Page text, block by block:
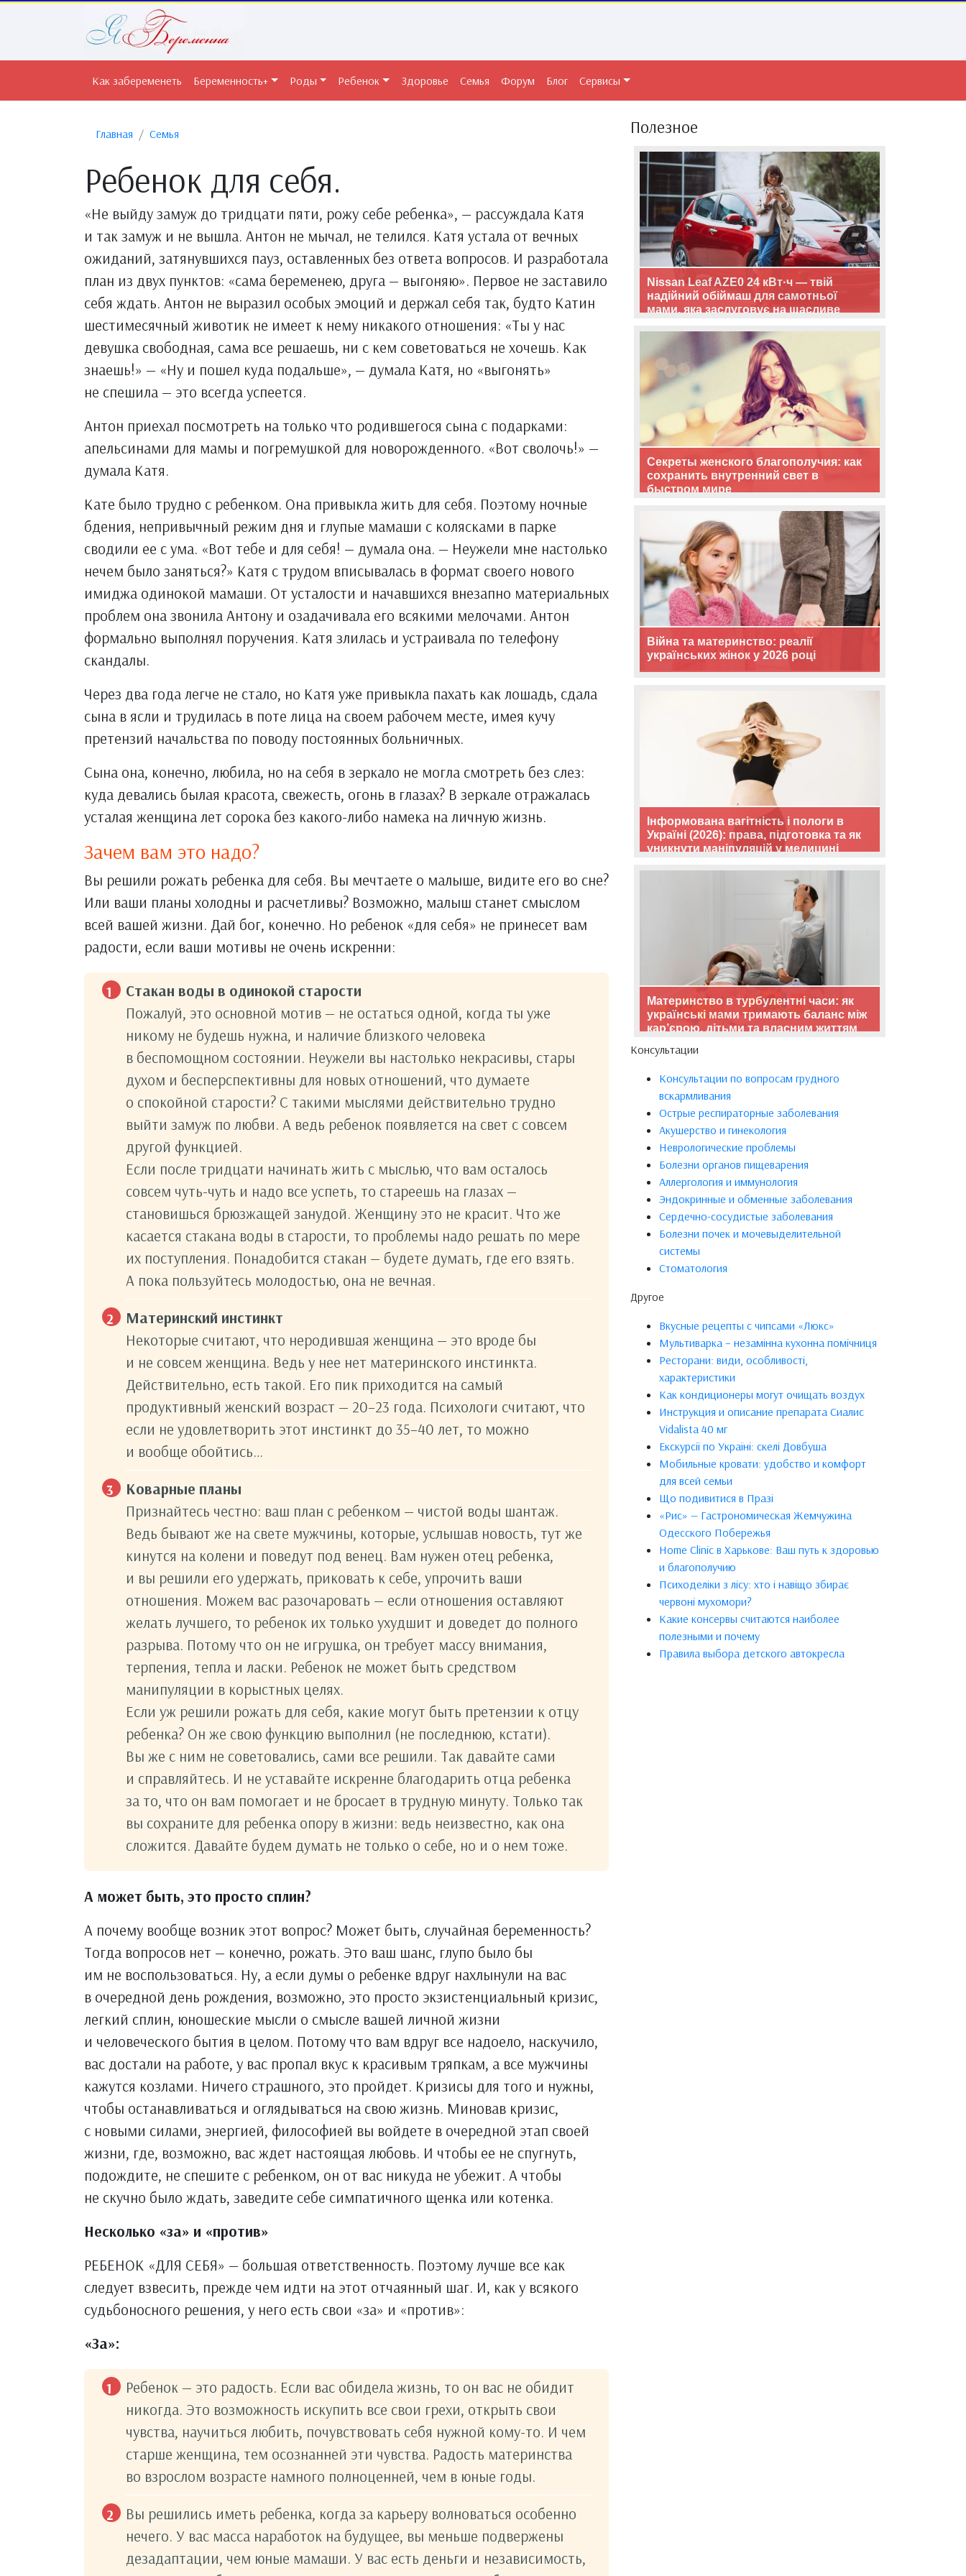
Как забеременеть Беременность+ Роды Ребенок Здоровье Семья Форум Блог Сервисы
Главная Семья
Ребенок для себя.
«Не выйду замуж до тридцати пяти, рожу себе ребенка», — рассуждала Катя
и так замуж и не вышла. Антон не мычал, не телился. Катя устала от вечных
ожиданий, затянувшихся пауз, оставленных без ответа вопросов. И разработала
план из двух пунктов: «сама беременею, друга — выгоняю». Первое не заставило
себя ждать. Антон не выразил особых эмоций и держал себя так, будто Катин
шестимесячный животик не имеет к нему никакого отношения: «Ты у нас
девушка свободная, сама все решаешь, ни с кем советоваться не хочешь. Как
знаешь!» — «Ну и пошел куда подальше», — думала Катя, но «выгонять»
не спешила — это всегда успеется.
Антон приехал посмотреть на только что родившегося сына с подарками:
апельсинами для мамы и погремушкой для новорожденного. «Вот сволочь!» —
думала Катя.
Кате было трудно с ребенком. Она привыкла жить для себя. Поэтому ночные
бдения, непривычный режим дня и глупые мамаши с колясками в парке
сводили ее с ума. «Вот тебе и для себя! — думала она. — Неужели мне настолько
нечем было заняться?» Катя с трудом вписывалась в формат своего нового
имиджа одинокой мамаши. От усталости и начавшихся внезапно материальных
проблем она звонила Антону и озадачивала его всякими мелочами. Антон
формально выполнял поручения. Катя злилась и устраивала по телефону
скандалы.
Через два года легче не стало, но Катя уже привыкла пахать как лошадь, сдала
сына в ясли и трудилась в поте лица на своем рабочем месте, имея кучу
претензий начальства по поводу постоянных больничных.
Сына она, конечно, любила, но на себя в зеркало не могла смотреть без слез:
куда девались былая красота, свежесть, огонь в глазах? В зеркале отражалась
усталая женщина лет сорока без какого-либо намека на личную жизнь.
Зачем вам это надо?
Вы решили рожать ребенка для себя. Вы мечтаете о малыше, видите его во сне?
Или ваши планы холодны и расчетливы? Возможно, малыш станет смыслом
всей вашей жизни. Дай бог, конечно. Но ребенок «для себя» не принесет вам
радости, если ваши мотивы не очень искренни:
Стакан воды в одинокой старости
Пожалуй, это основной мотив — не остаться одной, когда ты уже
никому не будешь нужна, и наличие близкого человека
в беспомощном состоянии. Неужели вы настолько некрасивы, стары
духом и бесперспективны для новых отношений, что думаете
о спокойной старости? С такими мыслями действительно трудно
выйти замуж по любви. А ведь ребенок появляется на свет с совсем
другой функцией.
Если после тридцати начинать жить с мыслью, что вам осталось
совсем чуть-чуть и надо все успеть, то стареешь на глазах —
становишься брюзжащей занудой. Женщину это не красит. Что же
касается стакана воды в старости, то проблемы надо решать по мере
их поступления. Понадобится стакан — будете думать, где его взять.
А пока пользуйтесь молодостью, она не вечная.
Материнский инстинкт
Некоторые считают, что неродившая женщина — это вроде бы
и не совсем женщина. Ведь у нее нет материнского инстинкта.
Действительно, есть такой. Его пик приходится на самый
продуктивный женский возраст — 20–23 года. Психологи считают, что
если не удовлетворить этот инстинкт до 35–40 лет, то можно
и вообще обойтись…
Коварные планы
Признайтесь честно: ваш план с ребенком — чистой воды шантаж.
Ведь бывают же на свете мужчины, которые, услышав новость, тут же
кинутся на колени и поведут под венец. Вам нужен отец ребенка,
и вы решили его удержать, приковать к себе, упрочить ваши
отношения. Можем вас разочаровать — если отношения оставляют
желать лучшего, то ребенок их только ухудшит и доведет до полного
разрыва. Потому что он не игрушка, он требует массу внимания,
терпения, тепла и ласки. Ребенок не может быть средством
манипуляции в корыстных целях.
Если уж решили рожать для себя, какие могут быть претензии к отцу
ребенка? Он же свою функцию выполнил (не последнюю, кстати).
Вы же с ним не советовались, сами все решили. Так давайте сами
и справляйтесь. И не уставайте искренне благодарить отца ребенка
за то, что он вам помогает и не бросает в трудную минуту. Только так
вы сохраните для ребенка опору в жизни: ведь неизвестно, как она
сложится. Давайте будем думать не только о себе, но и о нем тоже.
А может быть, это просто сплин?
А почему вообще возник этот вопрос? Может быть, случайная беременность?
Тогда вопросов нет — конечно, рожать. Это ваш шанс, глупо было бы
им не воспользоваться. Ну, а если думы о ребенке вдруг нахлынули на вас
в очередной день рождения, возможно, это просто экзистенциальный кризис,
легкий сплин, юношеские мысли о смысле вашей личной жизни
и человеческого бытия в целом. Потому что вам вдруг все надоело, наскучило,
вас достали на работе, у вас пропал вкус к красивым тряпкам, а все мужчины
кажутся козлами. Ничего страшного, это пройдет. Кризисы для того и нужны,
чтобы останавливаться и оглядываться на свою жизнь. Миновав кризис,
с новыми силами, энергией, философией вы войдете в очередной этап своей
жизни, где, возможно, вас ждет настоящая любовь. И чтобы ее не спугнуть,
подождите, не спешите с ребенком, он от вас никуда не убежит. А чтобы
не скучно было ждать, заведите себе симпатичного щенка или котенка.
Несколько «за» и «против»
РЕБЕНОК «ДЛЯ СЕБЯ» — большая ответственность. Поэтому лучше все как
следует взвесить, прежде чем идти на этот отчаянный шаг. И, как у всякого
судьбоносного решения, у него есть свои «за» и «против»:
«За»:
Ребенок — это радость. Если вас обидела жизнь, то он вас не обидит
никогда. Это возможность искупить все свои грехи, открыть свои
чувства, научиться любить, почувствовать себя нужной кому-то. И чем
старше женщина, тем осознанней эти чувства. Радость материнства
во взрослом возрасте намного полноценней, чем в юные годы.
Вы решились иметь ребенка, когда за карьеру волноваться особенно
нечего. У вас масса наработок на будущее, вы меньше подвержены
дезадаптации, чем юные мамаши. У вас есть деньги и независимость,
Полезное
Nissan Leaf AZE0 24 кВт·ч — твій
надійний обіймаш для самотньої
мами, яка заслуговує на щасливе
Секреты женского благополучия: как
сохранить внутренний свет в
быстром мире
Війна та материнство: реалії
українських жінок у 2026 році
Інформована вагітність і пологи в
Україні (2026): права, підготовка та як
уникнути маніпуляцій у медицині
Материнство в турбулентні часи: як
українські мами тримають баланс між
кар’єрою, дітьми та власним життям
Консультации
Консультации по вопросам грудного
вскармливания
Острые респираторные заболевания
Акушерство и гинекология
Неврологические проблемы
Болезни органов пищеварения
Аллергология и иммунология
Эндокринные и обменные заболевания
Сердечно-сосудистые заболевания
Болезни почек и мочевыделительной
системы
Стоматология
Другое
Вкусные рецепты с чипсами «Люкс»
Мультиварка – незамінна кухонна помічниця
Ресторани: види, особливості,
характеристики
Как кондиционеры могут очищать воздух
Инструкция и описание препарата Сиалис
Vidalista 40 мг
Екскурсії по Україні: скелі Довбуша
Мобильные кровати: удобство и комфорт
для всей семьи
Що подивитися в Празі
«Рис» — Гастрономическая Жемчужина
Одесского Побережья
Home Clinic в Харькове: Ваш путь к здоровью
и благополучию
Психоделіки з лісу: хто і навіщо збирає
червоні мухомори?
Какие консервы считаются наиболее
полезными и почему
Правила выбора детского автокресла